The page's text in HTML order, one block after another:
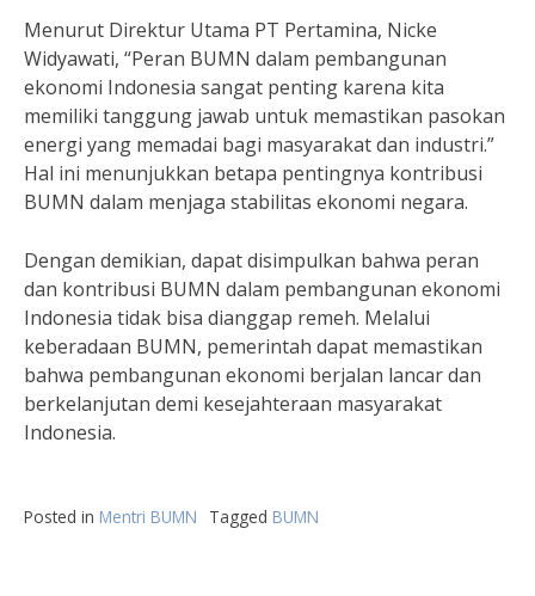
Menurut Direktur Utama PT Pertamina, Nicke
Widyawati, “Peran BUMN dalam pembangunan
ekonomi Indonesia sangat penting karena kita
memiliki tanggung jawab untuk memastikan pasokan
energi yang memadai bagi masyarakat dan industri.”
Hal ini menunjukkan betapa pentingnya kontribusi
BUMN dalam menjaga stabilitas ekonomi negara.
Dengan demikian, dapat disimpulkan bahwa peran
dan kontribusi BUMN dalam pembangunan ekonomi
Indonesia tidak bisa dianggap remeh. Melalui
keberadaan BUMN, pemerintah dapat memastikan
bahwa pembangunan ekonomi berjalan lancar dan
berkelanjutan demi kesejahteraan masyarakat
Indonesia.
Posted in Mentri BUMN Tagged BUMN